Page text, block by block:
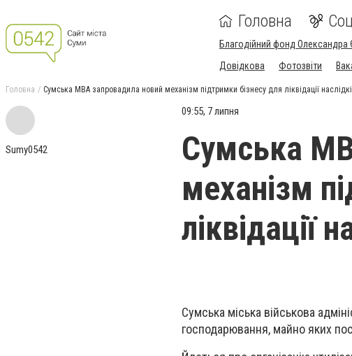
Головна
Благодійний фонд Олександра
Довідкова
Фотозвіти
Головна Сумська МВА запровадила новий механізм підтримки бізнесу для ліквідації
Sumy0542
09:55, 7 липня
Сумська
механізм
ліквідації
Сумська міська військова
господарювання, майно яких